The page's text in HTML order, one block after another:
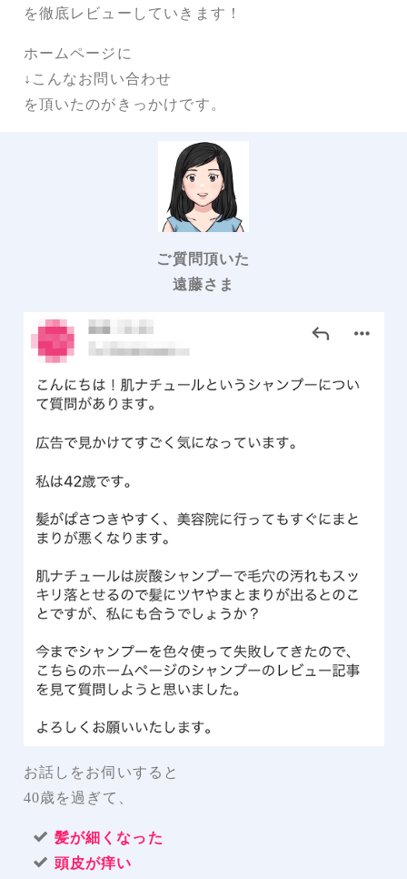
を徹底レビューしていきます！
ホームページに
↓こんなお問い合わせ
を頂いたのがきっかけです。
ご質問頂いた
遠藤さま
お話しをお伺いすると
40歳を過ぎて、
髪が細くなった
頭皮が痒い